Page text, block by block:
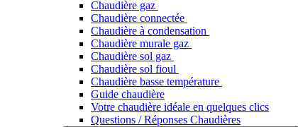
Chaudière gaz
Chaudière connectée
Chaudière à condensation
Chaudière murale gaz
Chaudière sol gaz
Chaudière sol fioul
Chaudière basse température
Guide chaudière
Votre chaudière idéale en quelques clics
Questions / Réponses Chaudières